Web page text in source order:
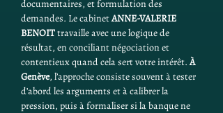
documentaires, et formulation des
demandes. Le cabinet ANNE-VALERIE
BENOIT travaille avec une logique de
résultat, en conciliant négociation et
contentieux quand cela sert votre intérêt. À
Genève, l’approche consiste souvent à tester
d’abord les arguments et à calibrer la
pression, puis à formaliser si la banque ne